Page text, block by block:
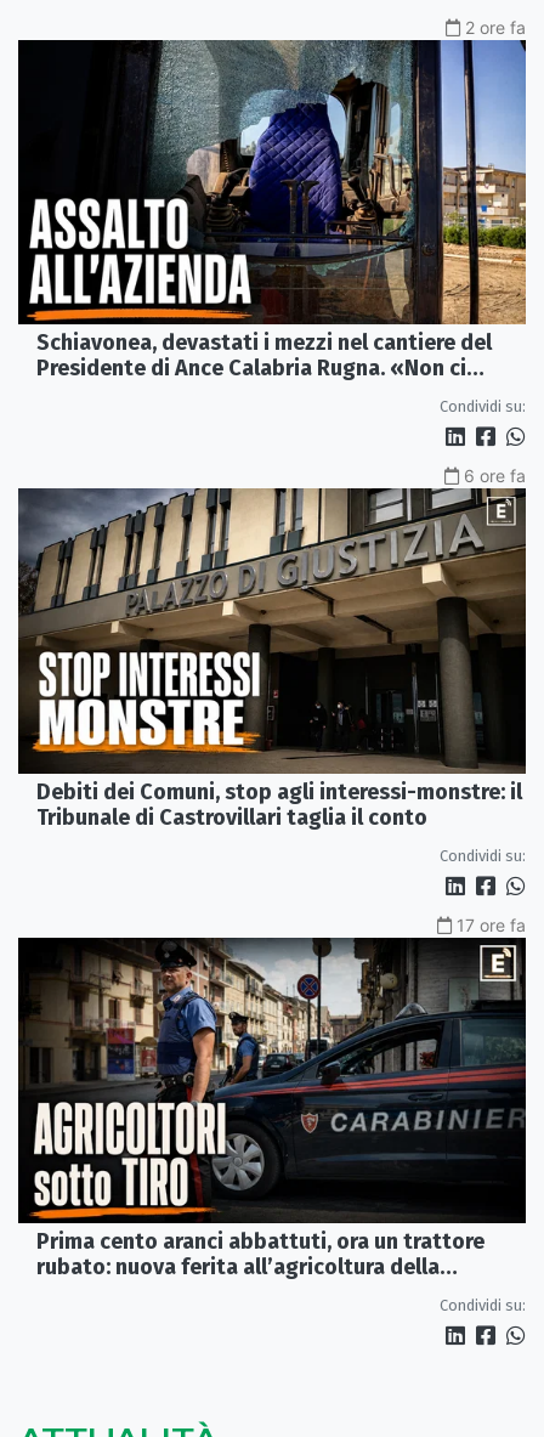
2 ore fa
Schiavonea, devastati i mezzi nel cantiere del
Presidente di Ance Calabria Rugna. «Non ci
Condividi su:
6 ore fa
Debiti dei Comuni, stop agli interessi-monstre: il
Tribunale di Castrovillari taglia il conto
Condividi su:
17 ore fa
Prima cento aranci abbattuti, ora un trattore
rubato: nuova ferita all’agricoltura della
Condividi su: